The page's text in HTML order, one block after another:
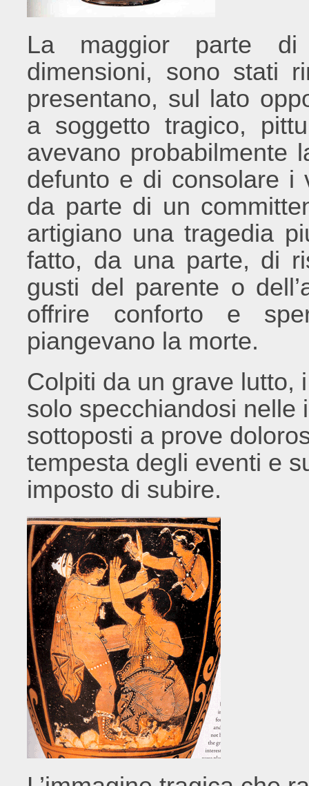
La maggior parte
dimensioni, sono stati
presentano, sul lato
a soggetto tragico,
avevano probabilmente
defunto e di consolare i
da parte di un
artigiano una tragedia
fatto, da una parte, di
gusti del parente o
offrire conforto e
piangevano la morte.
Colpiti da un grave lutto,
solo specchiandosi nelle
sottoposti a prove
tempesta degli eventi e
imposto di subire.